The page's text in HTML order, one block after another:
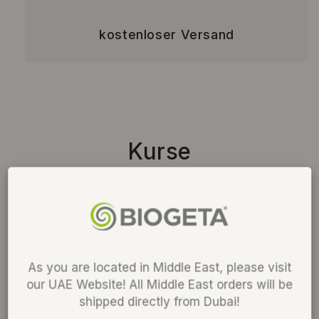
kostenloser Versand
Kurse
As you are located in Middle East, please visit
our UAE Website! All Middle East orders will be
shipped directly from Dubai!